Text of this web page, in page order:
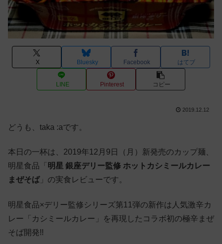
X Bluesky Facebook はてブ
LINE Pinterest コピー
2019.12.12
どうも、taka :aです。
本日の一杯は、2019年12月9日（月）新発売のカップ麺、
明星食品「 明星 銀座デリー監修 ホットカシミールカレー
まぜそば」の実食レビューです。
明星食品×デリー監修シリーズ第11弾の新作は人気激辛カ
レー「カシミールカレー」を再現したコラボ初の極辛まぜ
そば開発!!